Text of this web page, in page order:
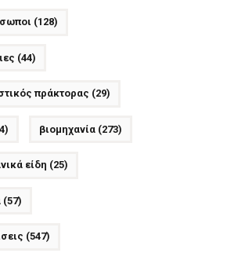
(128)
(44)
πράκτορας (29)
βιομηχανία(273)
είδη (25)
(57)
(547)